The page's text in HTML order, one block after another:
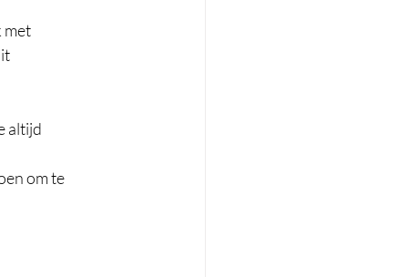
met
altijd
om te